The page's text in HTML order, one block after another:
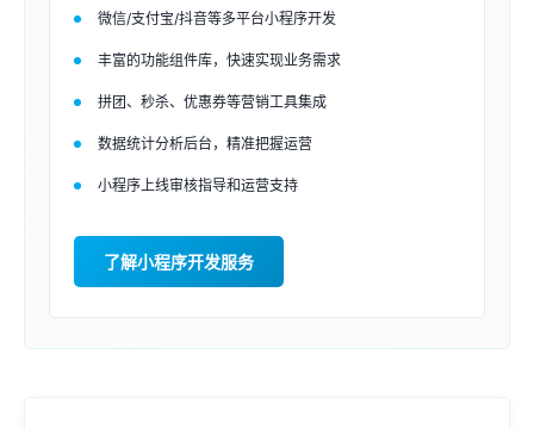
微信/支付宝/抖音等多平台小程序开发
丰富的功能组件库，快速实现业务需求
拼团、秒杀、优惠券等营销工具集成
数据统计分析后台，精准把握运营
小程序上线审核指导和运营支持
了解小程序开发服务